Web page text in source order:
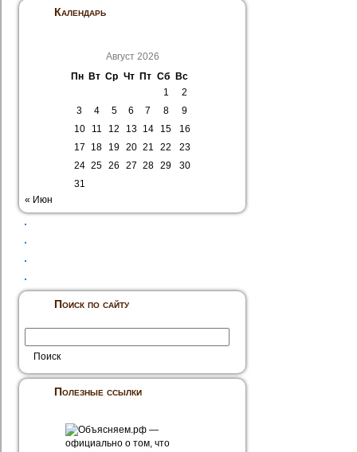
Календарь
Август 2026
Пн
Вт Ср Чт Пт Сб
Вс
1
2
3
4 5 6 7 8
9
10
11 12 13 14 15
16
17
18 19 20 21 22
23
24 25 26 27 28 29
30
31
« Июн
Поиск по сайту
Полезные ссылки